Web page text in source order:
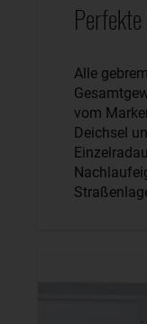
Alle
vom
Deichsel